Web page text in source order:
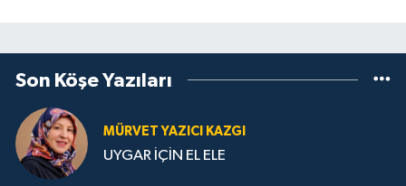
Son Köşe Yazıları
MÜRVET YAZICI KAZGI
UYGAR İÇİN EL ELE